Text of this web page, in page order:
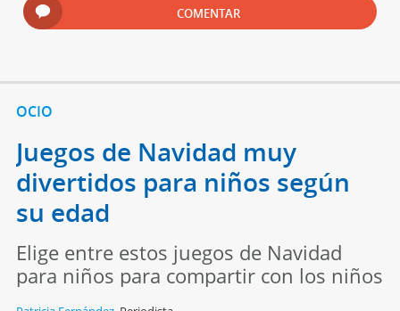
COMENTAR
OCIO
Juegos de Navidad muy
divertidos para niños según
su edad
Elige entre estos juegos de Navidad
para niños para compartir con los niños